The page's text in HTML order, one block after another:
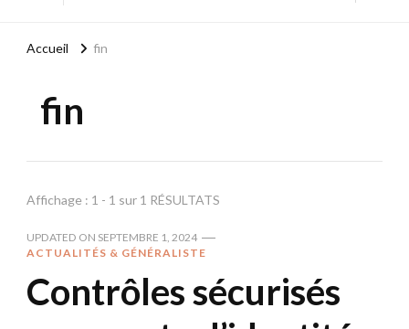
Accueil fin
fin
Affichage : 1 - 1 sur 1 RÉSULTATS
UPDATED ON SEPTEMBRE 1, 2024
ACTUALITÉS & GÉNÉRALISTE
Contrôles sécurisés